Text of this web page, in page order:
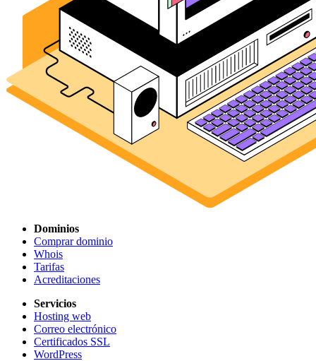
Dominios
Comprar dominio
Whois
Tarifas
Acreditaciones
Servicios
Hosting web
Correo electrónico
Certificados SSL
WordPress